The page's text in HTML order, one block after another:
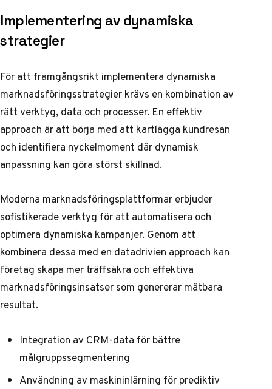
Implementering av dynamiska
strategier
För att framgångsrikt implementera dynamiska
marknadsföringsstrategier krävs en kombination av
rätt verktyg, data och processer. En effektiv
approach är att börja med att kartlägga kundresan
och identifiera nyckelmoment där dynamisk
anpassning kan göra störst skillnad.
Moderna marknadsföringsplattformar erbjuder
sofistikerade verktyg för att automatisera och
optimera dynamiska kampanjer. Genom att
kombinera dessa med en datadrivien approach kan
företag skapa mer träffsäkra och effektiva
marknadsföringsinsatser som genererar mätbara
resultat.
Integration av CRM-data för bättre
målgruppssegmentering
Användning av maskininlärning för prediktiv